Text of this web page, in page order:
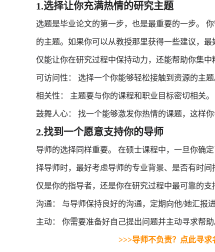
1.选择让你充满热情的研究主题
选题是毕业论文的第一步，也是最重要的一步。
的主题。如果你可以从教授那里获得一些建议，
仅能让你在研究过程中保持动力，还能帮助你集中
可访问性： 选择一个你能够轻松接触到资源的主题
相关性： 主题要与你的课程和职业目标密切相关。
鼓舞人心： 找一个能够激发你热情的课题，这样
2.找到一个愿意支持你的导师
导师的选择同样重要。 在硕士课程中，一旦你确
择导师时，最好考虑导师的专业背景、是否有时
仅是你的指导者，还是你在研究过程中最可靠的支
沟通： 与导师保持良好的沟通，定期向他/她汇报
主动： 你需要准备好自己提出问题并主动寻求帮助
>>>导师不负责？点此寻